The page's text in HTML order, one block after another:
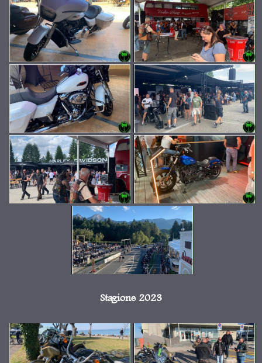
Stagione 2023